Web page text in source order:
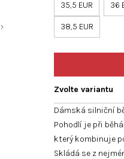
Dámská silniční
Pohodlí je při
který kombinuje
Skládá se z
35,5 EUR
36
38,5 EUR
Zvolte variantu